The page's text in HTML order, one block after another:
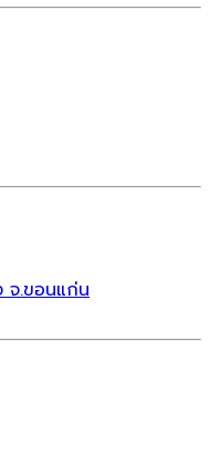
จ.ขอนแก่น